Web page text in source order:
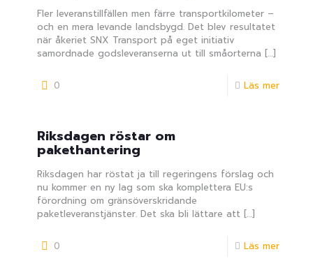
Fler leveranstillfällen men färre transportkilometer –
och en mera levande landsbygd. Det blev resultatet
när åkeriet SNX Transport på eget initiativ
samordnade godsleveranserna ut till småorterna […]
0 Läs mer
Riksdagen röstar om
pakethantering
Riksdagen har röstat ja till regeringens förslag och
nu kommer en ny lag som ska komplettera EU:s
förordning om gränsöverskridande
paketleveranstjänster. Det ska bli lättare att […]
0 Läs mer